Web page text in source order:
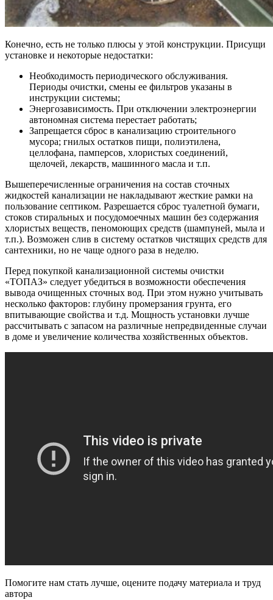
Конечно, есть не только плюсы у этой конструкции. Присущи
установке и некоторые недостатки:
Необходимость периодического обслуживания.
Периоды очистки, смены ее фильтров указаны в
инструкции системы;
Энергозависимость. При отключении электроэнергии
автономная система перестает работать;
Запрещается сброс в канализацию строительного
мусора; гнилых остатков пищи, полиэтилена,
целлофана, памперсов, хлористых соединений,
щелочей, лекарств, машинного масла и т.п.
Вышеперечисленные ограничения на состав сточных
жидкостей канализации не накладывают жесткие рамки на
пользование септиком. Разрешается сброс туалетной бумаги,
стоков стиральных и посудомоечных машин без содержания
хлористых веществ, пеномоющих средств (шампуней, мыла и
т.п.). Возможен слив в систему остатков чистящих средств для
сантехники, но не чаще одного раза в неделю.
Перед покупкой канализационной системы очистки
«ТОПАЗ» следует убедиться в возможности обеспечения
вывода очищенных сточных вод. При этом нужно учитывать
несколько факторов: глубину промерзания грунта, его
впитывающие свойства и т.д. Мощность установки лучше
рассчитывать с запасом на различные непредвиденные случаи
в доме и увеличение количества хозяйственных объектов.
Помогите нам стать лучше, оцените подачу материала и труд
автора